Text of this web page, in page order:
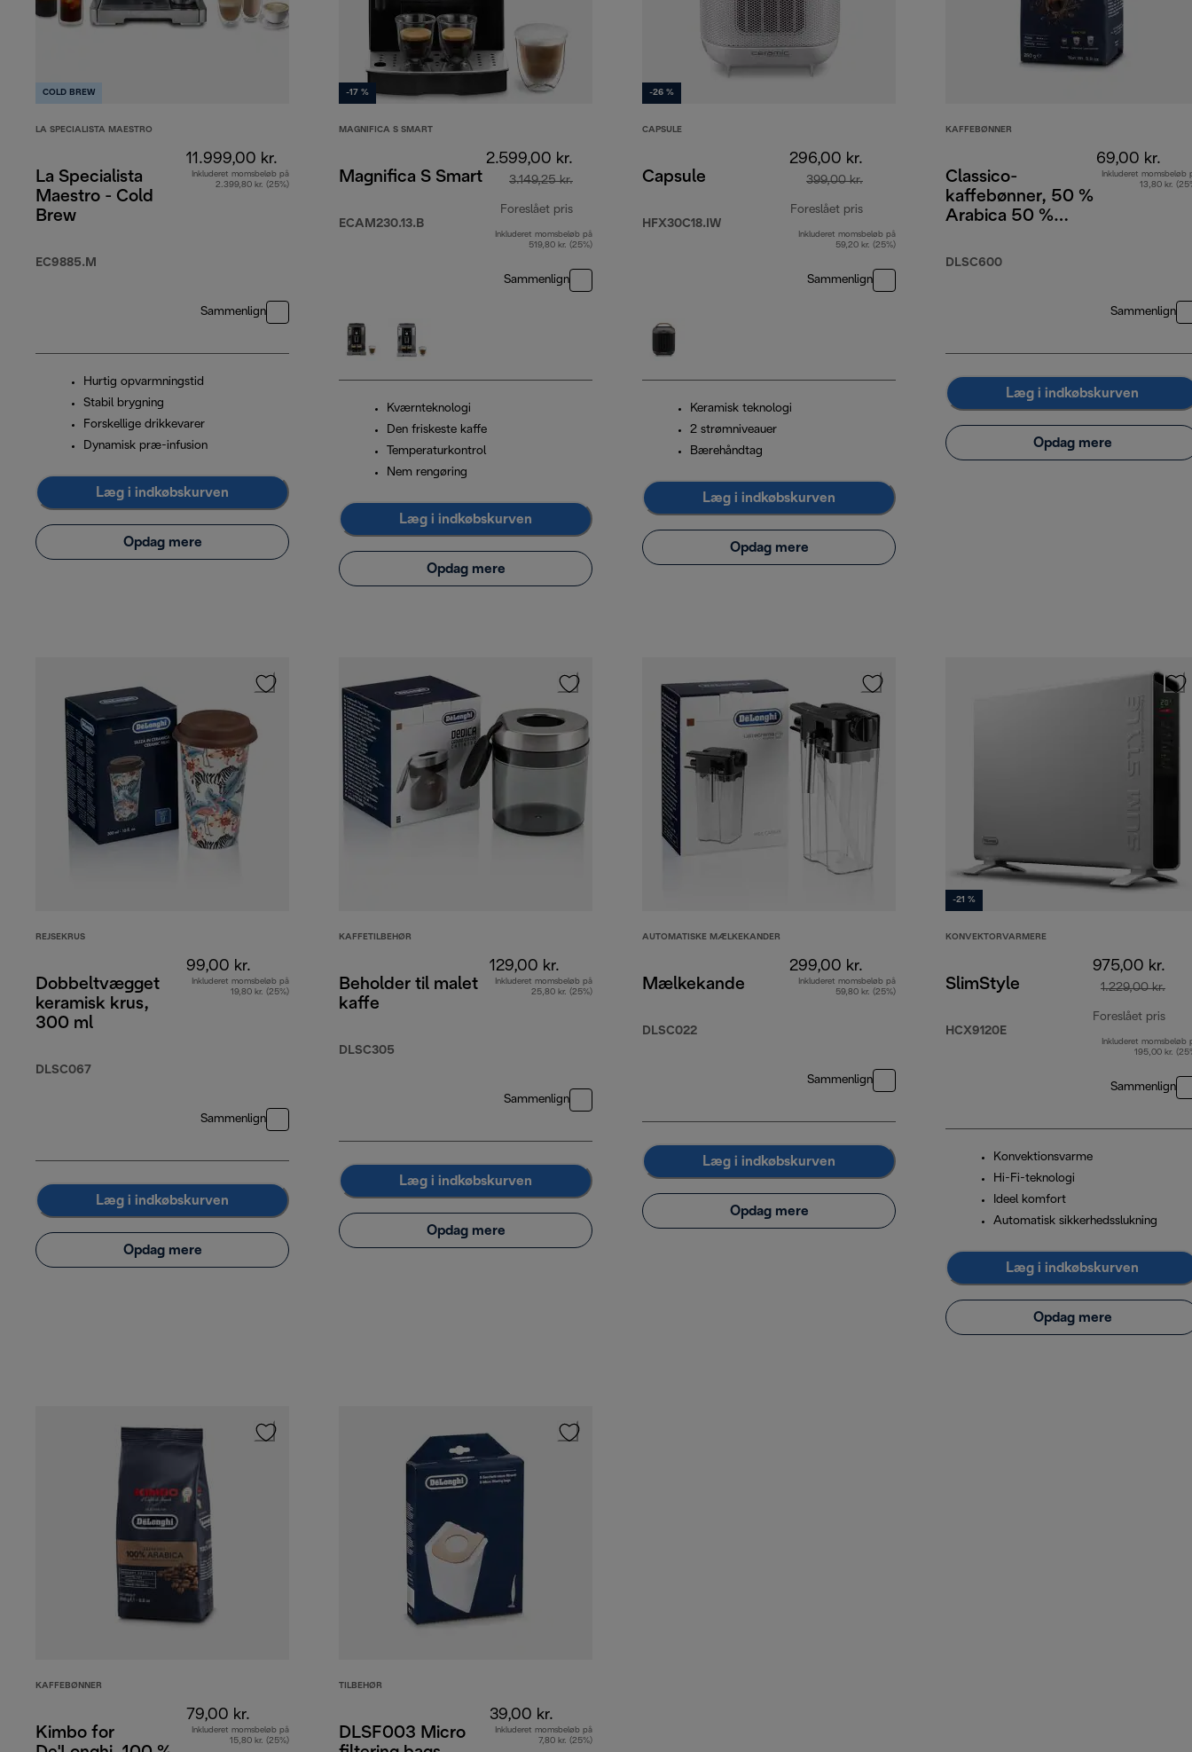
COLD BREW
LA SPECIALISTA MAESTRO
La Specialista
Maestro - Cold
Brew
EC9885.M
11.999,00 kr.
Inkluderet momsbeløb på
2.399,80 kr. (25%)
Sammenlign
Hurtig opvarmningstid
Stabil brygning
Forskellige drikkevarer
Dynamisk præ-infusion
Læg i indkøbskurven
Opdag mere
-17 %
MAGNIFICA S SMART
Magnifica S Smart
ECAM230.13.B
2.599,00 kr.
3.149,25 kr.
Foreslået pris
oprindelig pris 3.149,25 kr.
Inkluderet momsbeløb på
519,80 kr. (25%)
Sammenlign
Kværnteknologi
Den friskeste kaffe
Temperaturkontrol
Nem rengøring
Læg i indkøbskurven
Opdag mere
-26 %
CAPSULE
Capsule
HFX30C18.IW
296,00 kr.
399,00 kr.
Foreslået pris
oprindelig pris 399,00 kr.
Inkluderet momsbeløb på
59,20 kr. (25%)
Sammenlign
Keramisk teknologi
2 strømniveauer
Bærehåndtag
Læg i indkøbskurven
Opdag mere
KAFFEBØNNER
Classico-
kaffebønner, 50 %
Arabica 50 %
DLSC600
69,00 kr.
Inkluderet momsbeløb
13,80 kr.
Sammenlign
Læg i indkøbskurven
Opdag mere
REJSEKRUS
Dobbeltvægget
keramisk krus,
300 ml
DLSC067
99,00 kr.
Inkluderet momsbeløb på
19,80 kr. (25%)
Sammenlign
Læg i indkøbskurven
Opdag mere
KAFFETILBEHØR
Beholder til malet
kaffe
DLSC305
129,00 kr.
Inkluderet momsbeløb på
25,80 kr. (25%)
Sammenlign
Læg i indkøbskurven
Opdag mere
AUTOMATISKE MÆLKEKANDER
Mælkekande
DLSC022
299,00 kr.
Inkluderet momsbeløb på
59,80 kr. (25%)
Sammenlign
Læg i indkøbskurven
Opdag mere
-21 %
KONVEKTORVARMERE
SlimStyle
HCX9120E
975,00 kr.
1.229,00 kr.
Foreslået pris
Inkluderet momsbeløb
195,00 kr.
Sammenlign
Konvektionsvarme
Hi-Fi-teknologi
Ideel komfort
Automatisk sikkerhedsslukning
Læg i indkøbskurven
Opdag mere
KAFFEBØNNER
Kimbo for
79,00 kr.
Inkluderet momsbeløb på
15,80 kr. (25%)
TILBEHØR
DLSF003 Micro
39,00 kr.
Inkluderet momsbeløb på
7,80 kr. (25%)